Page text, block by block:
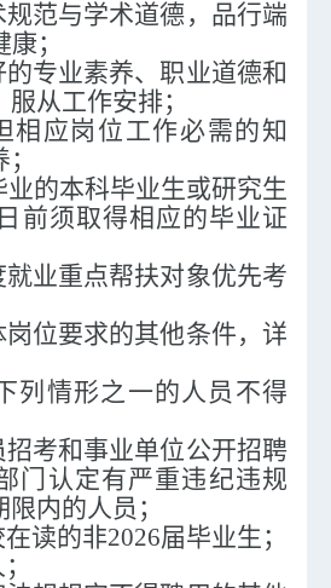
规范与学术道德，品行端
；
的专业素养、职业道德和
从工作安排；
相应岗位工作必需的知
业的本科毕业生或研究生
前须取得相应的毕业证
就业重点帮扶对象优先考
位要求的其他条件， 详
列情形之一的人员不得
招考和事业单位公开招聘
门认定有严重违纪违规
内的人员；
读的非2026届毕业生；